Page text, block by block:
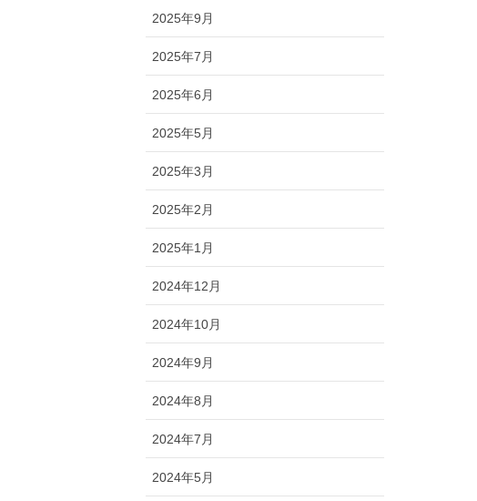
2025年9月
2025年7月
2025年6月
2025年5月
2025年3月
2025年2月
2025年1月
2024年12月
2024年10月
2024年9月
2024年8月
2024年7月
2024年5月